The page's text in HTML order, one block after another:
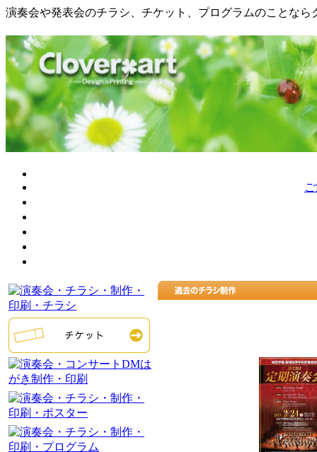
演奏会や発表会のチラシ、チケット、プログラムのことな